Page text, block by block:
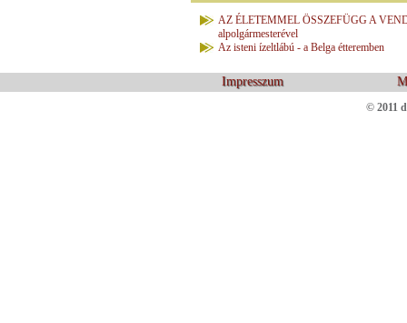
AZ ÉLETEMMEL ÖSSZEFÜGG A
alpolgármesterével
Az isteni ízeltlábú - a Belga étteremben
Impresszum
© 2011